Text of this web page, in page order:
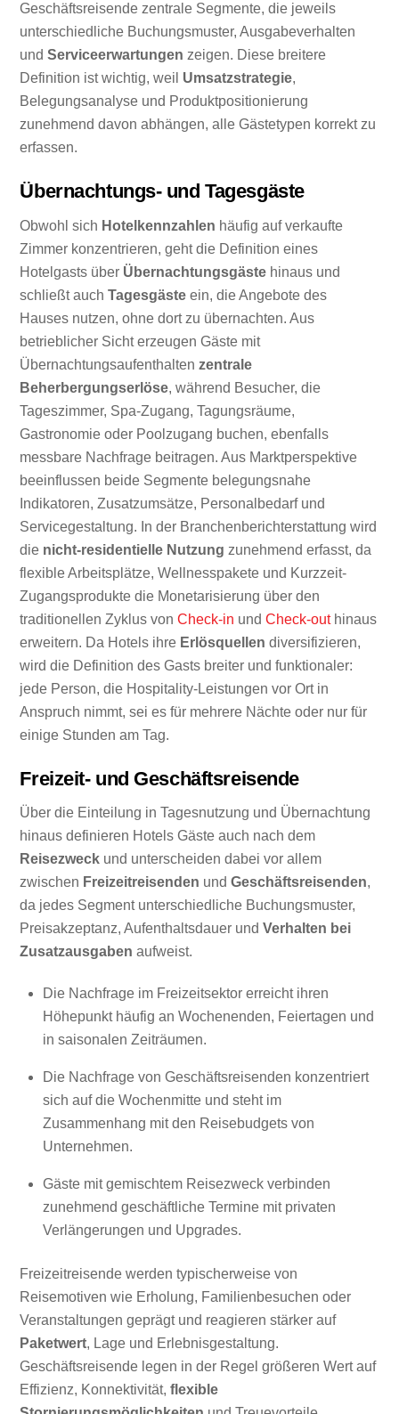
Geschäftsreisende zentrale Segmente, die jeweils
unterschiedliche Buchungsmuster, Ausgabeverhalten
undServiceerwartungen zeigen. Diese breitere
Definition ist wichtig, weil Umsatzstrategie,
Belegungsanalyse und Produktpositionierung
zunehmend davon abhängen, alle Gästetypen korrekt zu
erfassen.
Übernachtungs- und Tagesgäste
Obwohl sich Hotelkennzahlen häufig auf verkaufte
Zimmer konzentrieren, geht die Definition eines
Hotelgasts über Übernachtungsgäste hinaus und
schließt auchTagesgäste ein, die Angebote des
Hauses nutzen, ohne dort zu übernachten. Aus
betrieblicher Sicht erzeugen Gäste mit
Übernachtungsaufenthaltenzentrale
Beherbergungserlöse, während Besucher, die
Tageszimmer, Spa-Zugang, Tagungsräume,
Gastronomie oder Poolzugang buchen, ebenfalls
messbare Nachfrage beitragen. Aus Marktperspektive
beeinflussen beide Segmente belegungsnahe
Indikatoren, Zusatzumsätze, Personalbedarf und
Servicegestaltung. In der Branchenberichterstattung wird
die nicht-residentielle Nutzung zunehmend erfasst, da
flexible Arbeitsplätze, Wellnesspakete und Kurzzeit-
Zugangsprodukte die Monetarisierung über den
traditionellen Zyklus vonCheck-in undCheck-outhinaus
erweitern. Da Hotels ihre Erlösquellen diversifizieren,
wird die Definition des Gasts breiter und funktionaler:
jede Person, die Hospitality-Leistungen vor Ort in
Anspruch nimmt, sei es für mehrere Nächte oder nur für
einige Stunden am Tag.
Freizeit- und Geschäftsreisende
Über die Einteilung in Tagesnutzung und Übernachtung
hinaus definieren Hotels Gäste auch nach dem
Reisezweck und unterscheiden dabei vor allem
zwischen Freizeitreisenden undGeschäftsreisenden,
da jedes Segment unterschiedliche Buchungsmuster,
Preisakzeptanz, Aufenthaltsdauer undVerhalten bei
Zusatzausgaben aufweist.
Die Nachfrage im Freizeitsektor erreicht ihren
Höhepunkt häufig an Wochenenden, Feiertagen und
in saisonalen Zeiträumen.
Die Nachfrage von Geschäftsreisenden konzentriert
sich auf die Wochenmitte und steht im
Zusammenhang mit den Reisebudgets von
Unternehmen.
Gäste mit gemischtem Reisezweck verbinden
zunehmend geschäftliche Termine mit privaten
Verlängerungen und Upgrades.
Freizeitreisende werden typischerweise von
Reisemotiven wie Erholung, Familienbesuchen oder
Veranstaltungen geprägt und reagieren stärker auf
Paketwert, Lage und Erlebnisgestaltung.
Geschäftsreisende legen in der Regel größeren Wert auf
Effizienz, Konnektivität,flexible